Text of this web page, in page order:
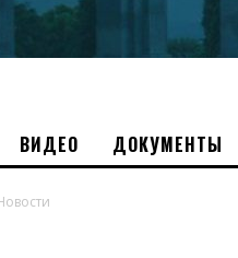
ВИДЕО ДОКУМЕНТЫ